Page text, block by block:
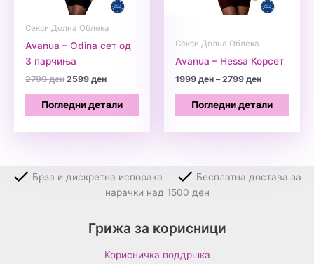
Секси Долна Облека
Avanua – Odina сет од
3 парчиња
2799денOriginal
was:
2799 ден.
2599денCurrent
is:
Погледни детали
Секси Долна Облека
Avanua – Hessa Корсет
1999ден – 2799денPrice
1999 ден
Погледни детали
Брза и дискретна испорака
Бесплатна достава за
нарачки над 1500 ден
Грижа за корисници
Корисничка поддршка